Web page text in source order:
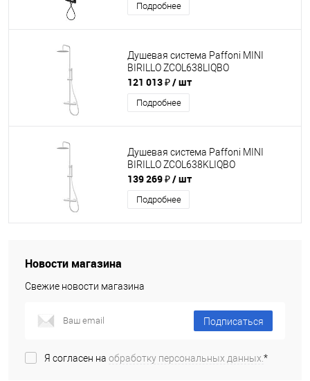
Подробнее
Душевая система Paffoni MINI
BIRILLO ZCOL638LIQBO
121 013 ₽/ шт
Подробнее
Душевая система Paffoni MINI
BIRILLO ZCOL638KLIQBO
139 269 ₽/ шт
Подробнее
Новости магазина
Свежие новости магазина
Подписаться
Я согласен на обработку персональных данных.*